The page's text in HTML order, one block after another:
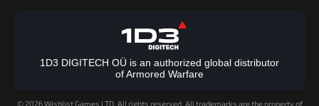
1D3 DIGITECH OÜ is an authorized global distributor
of Armored Warfare
© 2026 Wishlist Games LTD. All rights reserved. All trademarks are the property of